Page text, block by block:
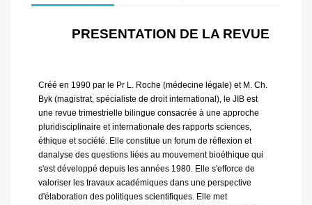
PRESENTATION DE LA REVUE
Créé en 1990 par le Pr L. Roche (médecine légale) et M. Ch.
Byk (magistrat, spécialiste de droit international), le JIB est
une revue trimestrielle bilingue consacrée à une approche
pluridisciplinaire et internationale des rapports sciences,
éthique et société. Elle constitue un forum de réflexion et
danalyse des questions liées au mouvement bioéthique qui
s'est développé depuis les années 1980. Elle s'efforce de
valoriser les travaux académiques dans une perspective
d'élaboration des politiques scientifiques. Elle met